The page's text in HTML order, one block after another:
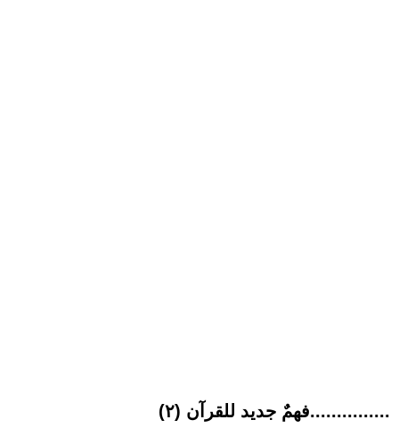
فهمٌ جديد للقرآن (٢)...............